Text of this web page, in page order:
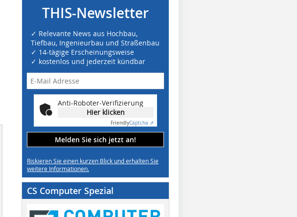
THIS-Newsletter
✓ Relevante News aus Hochbau,
Tiefbau, Ingenieurbau und Straßenbau
✓ 14-tägige Erscheinungsweise
✓ kostenlos und jederzeit kündbar
Anti-Roboter-Verifizierung
Hier klicken
FriendlyCaptcha ⇗
Melden Sie sich jetzt an!
Riskieren Sie einen kurzen Blick und erhalten Sie
weitere Informationen.
CS Computer Spezial